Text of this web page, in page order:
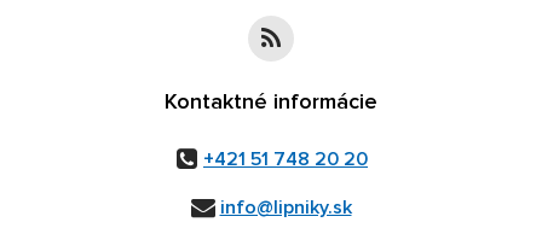
Kontaktné informácie
+421 51 748 20 20
info@lipniky.sk